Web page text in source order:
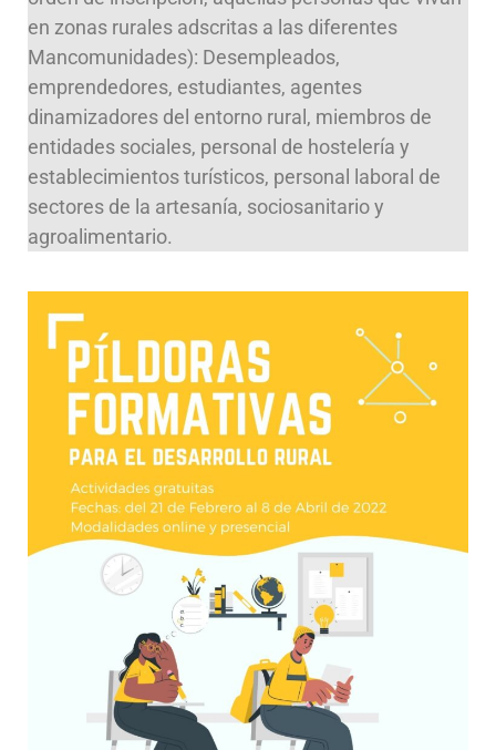
en zonas rurales adscritas a las diferentes
Mancomunidades): Desempleados,
emprendedores, estudiantes, agentes
dinamizadores del entorno rural, miembros de
entidades sociales, personal de hostelería y
establecimientos turísticos, personal laboral de
sectores de la artesanía, sociosanitario y
agroalimentario.